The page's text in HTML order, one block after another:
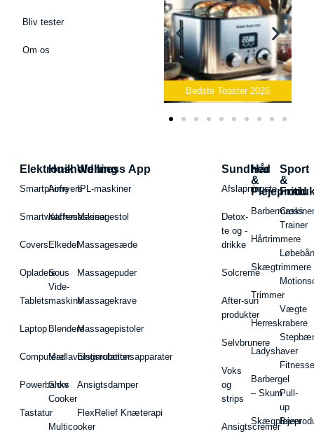
Bliv tester
Om os
Bedste Toaster 2026
Elektronik
Smartphone
Smartwatches
Covers
Opladere
Tablets
Laptop
Computere
Powerbanks
Tastatur
Husholdning
Airfryers
Kaffemaskiner
Elkedel
Sous
Vide-
maskine
Blendere
Madlavningsrobotter
Slow
Cooker
Multicooker
Wellness App
IPL-maskiner
Massagestol
Massagesæde
Massagepuder
Massagekrave
Massagepistoler
Elstimulationsapparater
Ansigtsdamper
FlexRelief Knæterapi
Sundhed
Afslapningste
Detox-
te og -
drikke
Solcreme
After-sun
produkter
Selvbrunere
Voks
og
strips
Ansigtscremer
Hår
&
Hårtrimmere
Skægtrimmere
Trimmer
Herreskrabere
Ladyshaver
Barbergel
– Skum
Sport
&
Fritid
Cross
Trainer
Vægte
Pull-
up
Barer